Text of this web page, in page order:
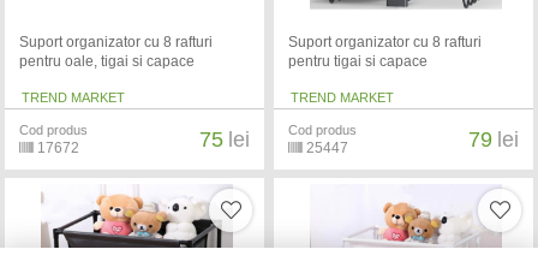
Suport organizator cu 8 rafturi
pentru oale, tigai si capace
TREND MARKET
Cod produs
17672 75 lei
Suport organizator cu 8 rafturi
pentru tigai si capace
TREND MARKET
Cod produs
25447 79 lei